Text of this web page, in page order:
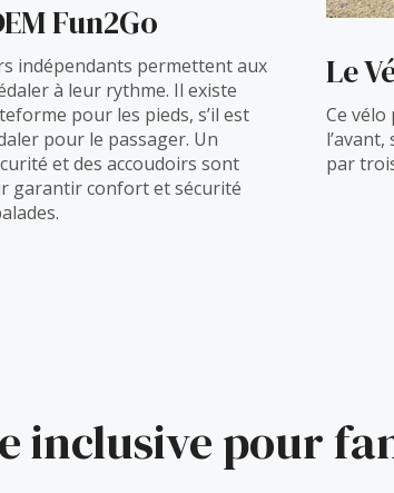
Fun2Go
indépendants permettent aux
à leur rythme. Il existe
pour les pieds, s’il est
pour le passager. Un
et des accoudoirs sont
garantir confort et sécurité
Le
Ce
par
inclusive pour